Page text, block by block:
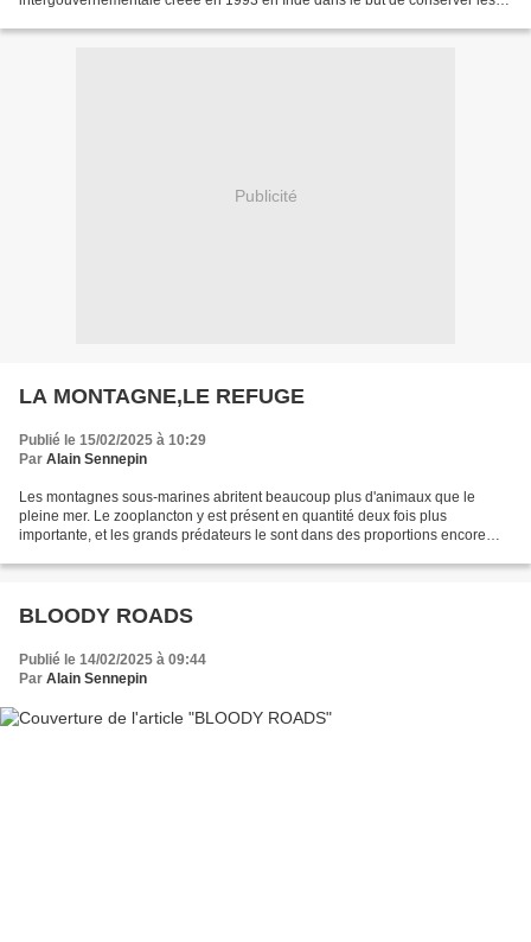
Publicité
LA MONTAGNE,LE REFUGE
Publié le 15/02/2025 à 10:29
Par Alain Sennepin
Les montagnes sous-marines abritent beaucoup plus d'animaux que le
pleine mer. Le zooplancton y est présent en quantité deux fois plus
importante, et les grands prédateurs le sont dans des proportions encore
BLOODY ROADS
Publié le 14/02/2025 à 09:44
Par Alain Sennepin